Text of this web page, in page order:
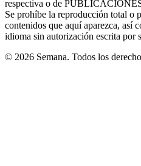
window
respectiva o de
Se prohíbe la reproducción total o
contenidos que aquí aparezca, así
idioma sin autorización escrita por
© 2026 Semana. Todos los